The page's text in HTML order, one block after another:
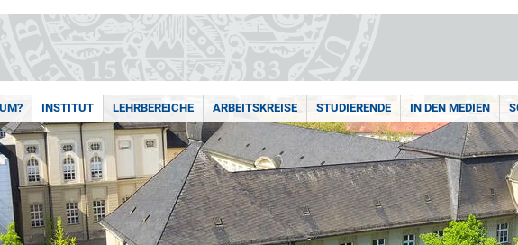
INSTITUT LEHRBEREICHE ARBEITSKREISE STUDIERENDE IN DEN MEDIEN